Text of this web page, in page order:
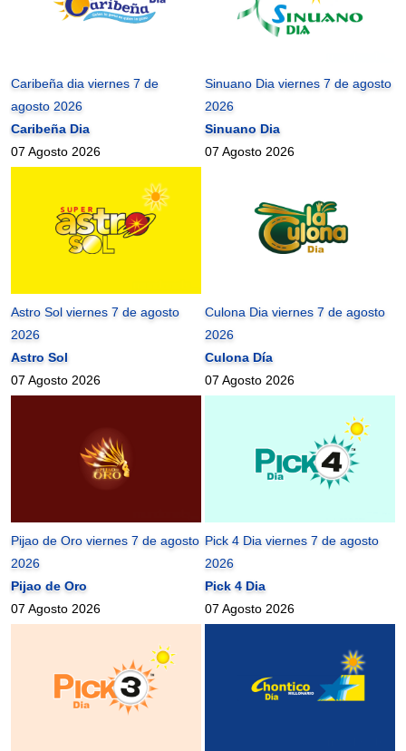
Caribeña dia viernes 7 de
agosto 2026
Caribeña Dia
07 Agosto 2026
Sinuano Dia viernes 7 de agosto
2026
Sinuano Dia
07 Agosto 2026
Astro Sol viernes 7 de agosto
2026
Astro Sol
07 Agosto 2026
Culona Dia viernes 7 de agosto
2026
Culona Día
07 Agosto 2026
Pijao de Oro viernes 7 de agosto
2026
Pijao de Oro
07 Agosto 2026
Pick 4 Dia viernes 7 de agosto
2026
Pick 4 Dia
07 Agosto 2026